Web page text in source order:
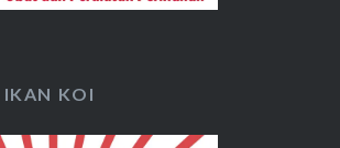
IKAN KOI